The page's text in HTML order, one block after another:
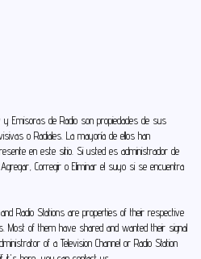
Emisoras de Radio son propiedades de sus
o Radiales. La mayoría de ellos han
en este sitio. Si usted es administrador de
Corregir o Eliminar el suyo si se encuentra
Radio Stations are properties of their respective
Most of them have shared and wanted their signal
of a Television Channel or Radio Station